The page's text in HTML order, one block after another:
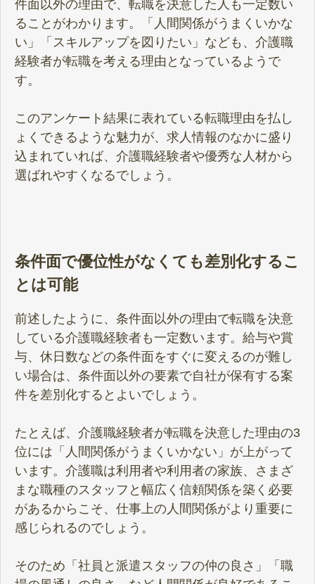
件面以外の理由で、転職を決意した人も一定数い
ることがわかります。「人間関係がうまくいかな
い」「スキルアップを図りたい」なども、介護職
経験者が転職を考える理由となっているようで
す。
このアンケート結果に表れている転職理由を払し
ょくできるような魅力が、求人情報のなかに盛り
込まれていれば、介護職経験者や優秀な人材から
選ばれやすくなるでしょう。
条件面で優位性がなくても差別化するこ
とは可能
前述したように、条件面以外の理由で転職を決意
している介護職経験者も一定数います。給与や賞
与、休日数などの条件面をすぐに変えるのが難し
い場合は、条件面以外の要素で自社が保有する案
件を差別化するとよいでしょう。
たとえば、介護職経験者が転職を決意した理由の3
位には「人間関係がうまくいかない」が上がって
います。介護職は利用者や利用者の家族、さまざ
まな職種のスタッフと幅広く信頼関係を築く必要
があるからこそ、仕事上の人間関係がより重要に
感じられるのでしょう。
そのため「社員と派遣スタッフの仲の良さ」「職